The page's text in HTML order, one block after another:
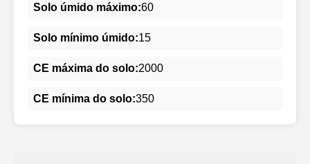
Solo úmido máximo:60
Solo mínimo úmido:15
CE máxima do solo:2000
CE mínima do solo:350